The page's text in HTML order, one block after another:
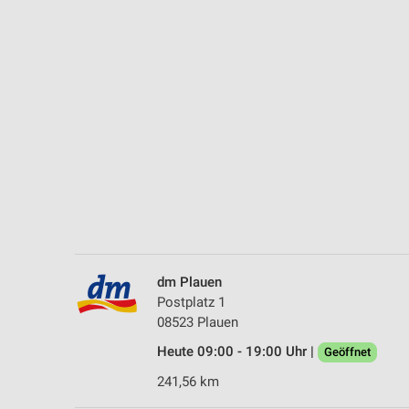
dm Plauen
Postplatz 1
08523 Plauen
Heute 09:00 - 19:00 Uhr |
Geöffnet
241,56 km
Notwendig